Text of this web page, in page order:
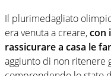
Il plurimedagliato
era venuta a creare,con
rassicurare a casa le
aggiunto di non ritenere